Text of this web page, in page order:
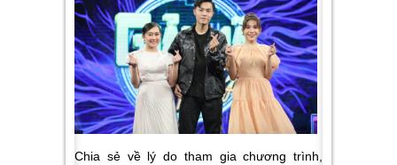
Chia sẻ về lý do tham gia chương trình,